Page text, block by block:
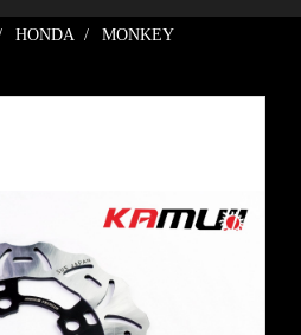
HONDA
MONKEY